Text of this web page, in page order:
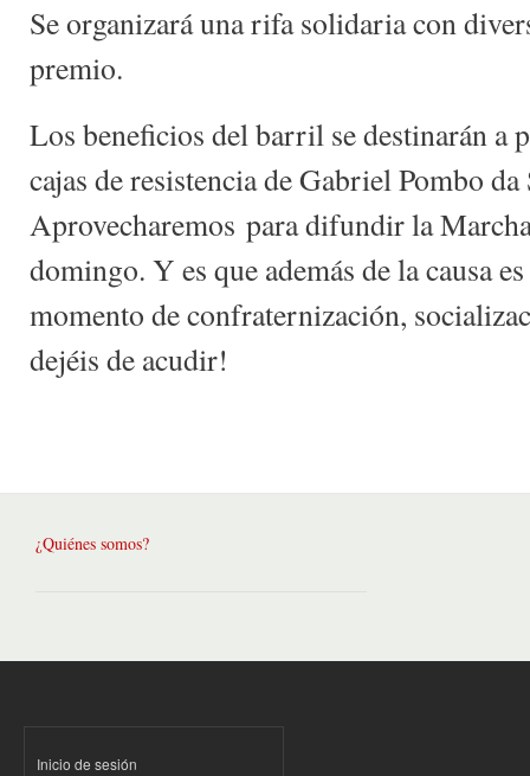
Se organizará una rifa solidaria con
premio.
Los beneficios del barril se destinarán a
cajas de resistencia de Gabriel Pombo
Aprovecharemos para difundir la
domingo. Y es que además de la causa
momento de confraternización,
dejéis de acudir!
¿Quiénes somos?
Inicio de sesión